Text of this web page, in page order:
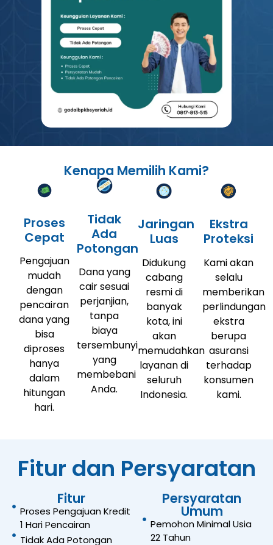
Kenapa Memilih Kami?
Proses
Cepat
Pengajuan
mudah
dengan
pencairan
dana yang
bisa
diproses
hanya
dalam
hitungan
hari.
Tidak
Ada
Potongan
Dana yang
cair sesuai
perjanjian,
tanpa
biaya
tersembunyi
yang
membebani
Anda.
Jaringan
Luas
Didukung
cabang
resmi di
banyak
kota, ini
akan
memudahkan
layanan di
seluruh
Indonesia.
Ekstra
Proteksi
Kami akan
selalu
memberikan
perlindungan
ekstra
berupa
asuransi
terhadap
konsumen
kami.
Fitur dan Persyaratan
Fitur
Proses Pengajuan Kredit
1 Hari Pencairan
Tidak Ada Potongan
Persyaratan
Umum
Pemohon Minimal Usia
22 Tahun